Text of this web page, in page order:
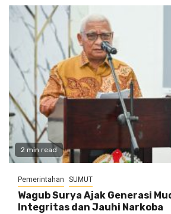
2 min read
Pemerintahan SUMUT
Wagub Surya Ajak Generasi
Integritas dan Jauhi Narkoba